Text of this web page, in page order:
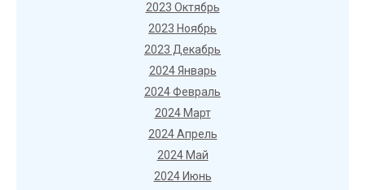
2023 Октябрь
2023 Ноябрь
2023 Декабрь
2024 Январь
2024 Февраль
2024 Март
2024 Апрель
2024 Май
2024 Июнь